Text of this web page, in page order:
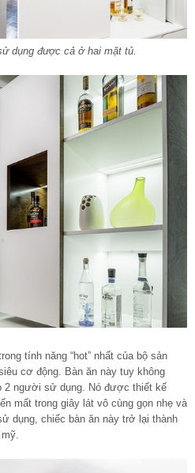
dụng được cả ở hai mặt tủ.
tính năng “hot” nhất của bộ sản
cơ động. Bàn ăn này tuy không
2 người sử dụng. Nó được thiết kế
mất trong giây lát vô cùng gọn nhẹ và
dụng, chiếc bàn ăn này trở lại thành